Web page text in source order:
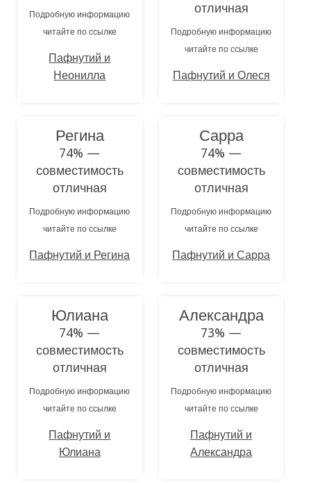
Подробную информацию
читайте по ссылке
Пафнутий и
Неонилла
отличная
Подробную информацию
читайте по ссылке
Пафнутий и Олеся
Регина
74% —
совместимость
отличная
Подробную информацию
читайте по ссылке
Пафнутий и Регина
Сарра
74% —
совместимость
отличная
Подробную информацию
читайте по ссылке
Пафнутий и Сарра
Юлиана
74% —
совместимость
отличная
Подробную информацию
читайте по ссылке
Пафнутий и
Юлиана
Александра
73% —
совместимость
отличная
Подробную информацию
читайте по ссылке
Пафнутий и
Александра